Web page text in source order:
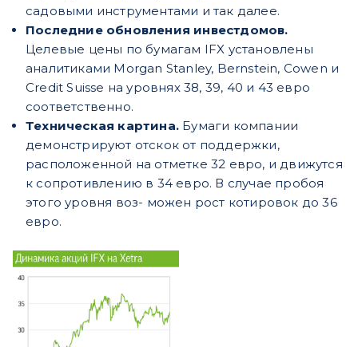
садовыми инструментами и так далее.
Последние обновления инвестдомов.
Целевые цены по бумагам IFX установлены
аналитиками Morgan Stanley, Bernstein, Cowen и
Credit Suisse на уровнях 38, 39, 40 и 43 евро
соответственно.
Техническая картина. Бумаги компании
демонстрируют отскок от поддержки,
расположенной на отметке 32 евро, и движутся
к сопротивлению в 34 евро. В случае пробоя
этого уровня воз- можен рост котировок до 36
евро.